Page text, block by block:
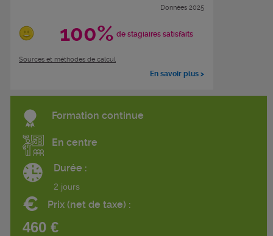
Données 2025
100% de stagiaires satisfaits
Sources et méthodes de calcul
En savoir plus >
Formation continue
En centre
Durée :
2 jours
€ Prix (net de taxe) :
460 €